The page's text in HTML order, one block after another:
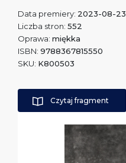
Data premiery: 2023-08-23
Liczba stron: 552
Oprawa: miękka
ISBN: 9788367815550
SKU: K800503
Czytaj fragment